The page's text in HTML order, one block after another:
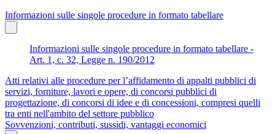
Informazioni sulle singole procedure in formato tabellare
Informazioni sulle singole procedure in formato tabellare -
Art. 1, c. 32, Legge n. 190/2012
Atti relativi alle procedure per l’affidamento di appalti pubblici di
servizi, forniture, lavori e opere, di concorsi pubblici di
progettazione, di concorsi di idee e di concessioni, compresi quelli
tra enti nell'ambito del settore pubblico
Sovvenzioni, contributi, sussidi, vantaggi economici